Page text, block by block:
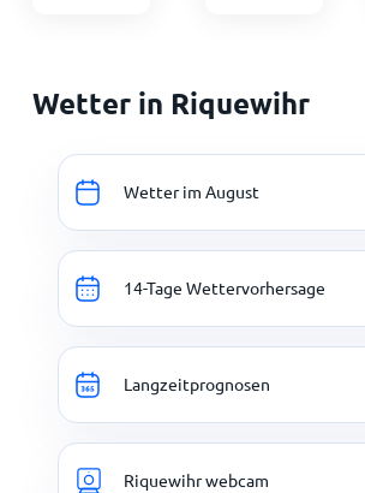
Wetter in Riquewihr
Wetter im August
14-Tage Wettervorhersage
Langzeitprognosen
Riquewihr webcam